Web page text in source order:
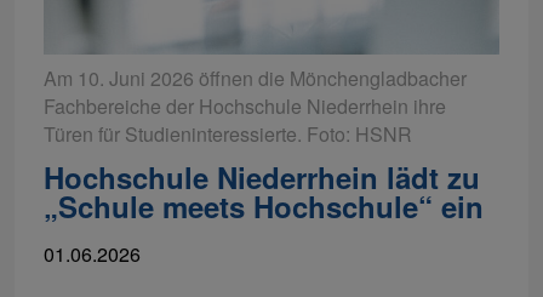
Am 10. Juni 2026 öffnen die Mönchengladbacher
Fachbereiche der Hochschule Niederrhein ihre
Türen für Studieninteressierte. Foto: HSNR
Hochschule Niederrhein lädt zu
„Schule meets Hochschule“ ein
01.06.2026